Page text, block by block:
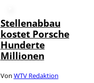
Stellenabbau
kostet Porsche
Hunderte
Millionen
Von WTV Redaktion